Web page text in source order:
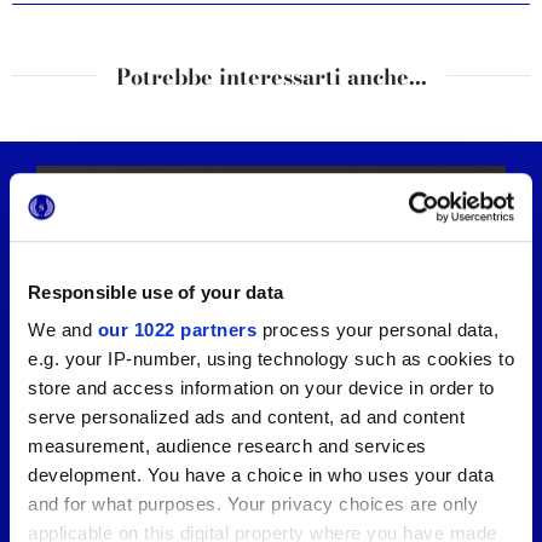
Responsible use of your data
We and our 1022 partners process your personal data,
e.g. your IP-number, using technology such as cookies to
store and access information on your device in order to
serve personalized ads and content, ad and content
measurement, audience research and services
development. You have a choice in who uses your data
and for what purposes. Your privacy choices are only
applicable on this digital property where you have made
Potrebbe interessarti anche...